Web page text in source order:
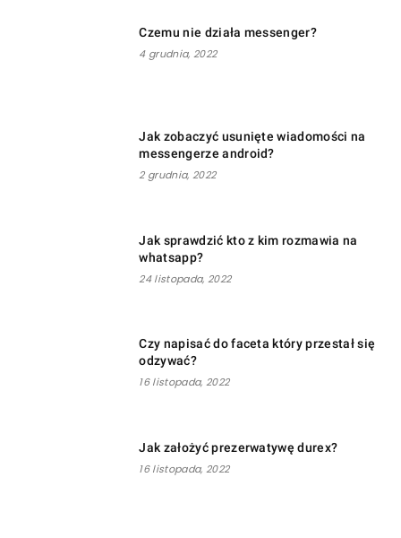
Czemu nie działa messenger?
4 grudnia, 2022
Jak zobaczyć usunięte wiadomości na
messengerze android?
2 grudnia, 2022
Jak sprawdzić kto z kim rozmawia na
whatsapp?
24 listopada, 2022
Czy napisać do faceta który przestał się
odzywać?
16 listopada, 2022
Jak założyć prezerwatywę durex?
16 listopada, 2022